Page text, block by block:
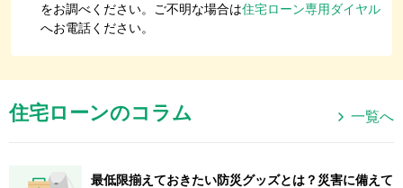
をお調べください。ご不明な場合は住宅ローン専用ダイヤル
へお電話ください。
住宅ローンのコラム 一覧へ
最低限揃えておきたい防災グッズとは？災害に備えて